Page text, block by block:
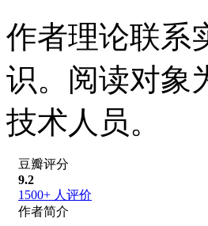
作者理论联系
识。阅读对象
技术人员。
豆瓣评分
9.2
1500+ 人评价
作者简介